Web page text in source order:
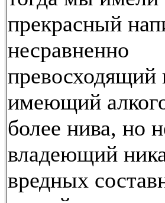
прекрасный
несравненно
превосходящий
имеющий
более нива, но
владеющий
вредных